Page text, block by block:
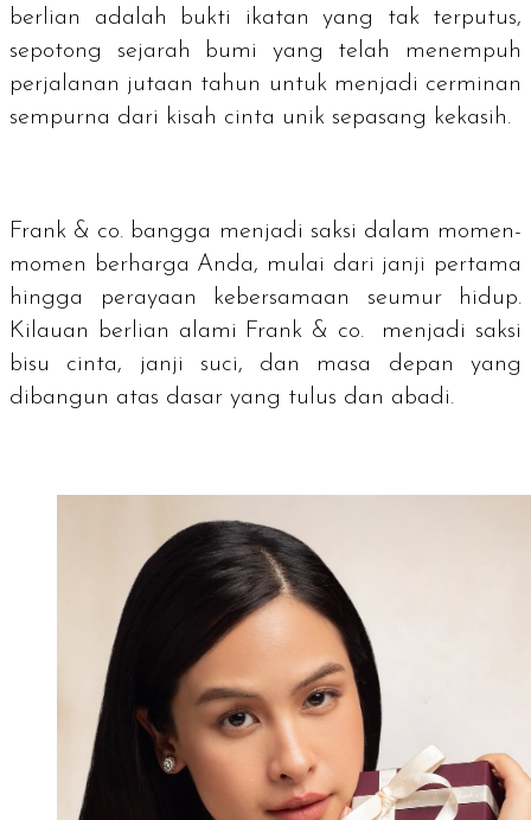
berlian adalah bukti ikatan yang tak terputus,
sepotong sejarah bumi yang telah menempuh
perjalanan jutaan tahun untuk menjadi cerminan
sempurna dari kisah cinta unik sepasang kekasih.
Frank & co. bangga menjadi saksi dalam momen-
momen berharga Anda, mulai dari janji pertama
hingga perayaan kebersamaan seumur hidup.
Kilauan berlian alami Frank & co. menjadi saksi
bisu cinta, janji suci, dan masa depan yang
dibangun atas dasar yang tulus dan abadi.